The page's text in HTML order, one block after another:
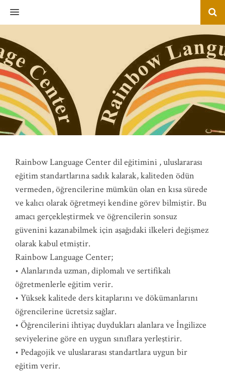
MENU
Rainbow Language Center dil eğitimini , uluslararası
eğitim standartlarına sadık kalarak, kaliteden ödün
vermeden, öğrencilerine mümkün olan en kısa sürede
ve kalıcı olarak öğretmeyi kendine görev bilmiştir. Bu
amacı gerçekleştirmek ve öğrencilerin sonsuz
güvenini kazanabilmek için aşağıdaki ilkeleri değişmez
olarak kabul etmiştir.
Rainbow Language Center;
• Alanlarında uzman, diplomalı ve sertifikalı
öğretmenlerle eğitim verir.
• Yüksek kalitede ders kitaplarını ve dökümanlarını
öğrencilerine ücretsiz sağlar.
• Öğrencilerini ihtiyaç duydukları alanlara ve İngilizce
seviyelerine göre en uygun sınıflara yerleştirir.
• Pedagojik ve uluslararası standartlara uygun bir
eğitim verir.